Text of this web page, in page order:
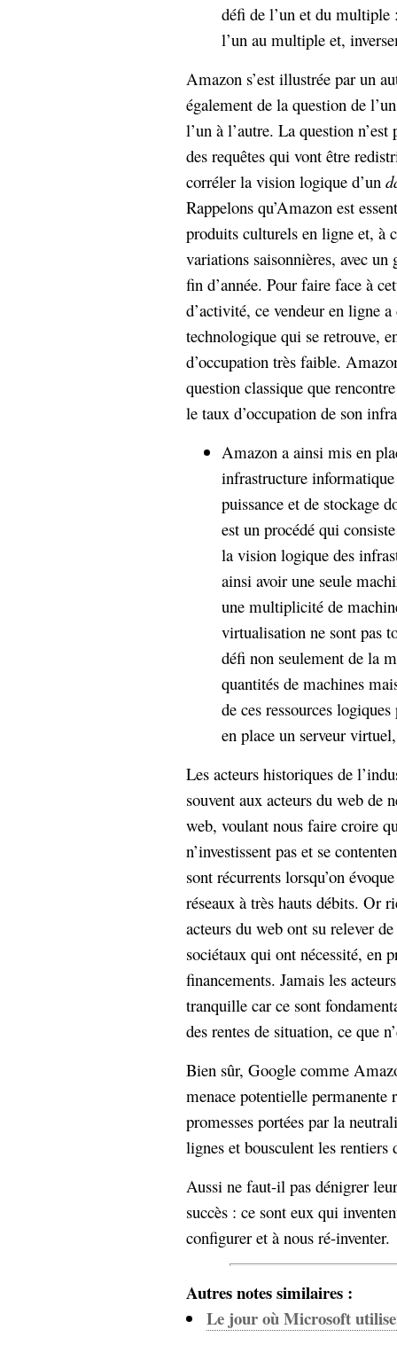
défi de l’un et du multiple
l’un au multiple et,
Amazon s’est illustrée par un
également de la question de
l’un à l’autre. La question
des requêtes qui vont être
corréler la vision logique d’un
Rappelons qu’Amazon est
produits culturels en ligne et, à
variations saisonnières, avec
fin d’année. Pour faire face à
d’activité, ce vendeur en ligne
technologique qui se retrouve,
d’occupation très faible.
question classique que
le taux d’occupation de son
Amazon a ainsi mis en
infrastructure
puissance et de stockage
est un procédé qui
la vision logique des
ainsi avoir une seule
une multiplicité de
virtualisation ne sont pas
défi non seulement de la
quantités de machines
de ces ressources
en place un serveur
Les acteurs historiques de
souvent aux acteurs du web de
web, voulant nous faire croire
n’investissent pas et se
sont récurrents lorsqu’on
réseaux à très hauts débits. Or
acteurs du web ont su relever
sociétaux qui ont nécessité, en
financements. Jamais les
tranquille car ce sont
des rentes de situation, ce que
Bien sûr, Google comme
menace potentielle
promesses portées par la
lignes et bousculent les rentiers
Aussi ne faut-il pas dénigrer
succès : ce sont eux qui
configurer et à nous ré-inventer.
Autres notes similaires :
Le jour où Microsoft